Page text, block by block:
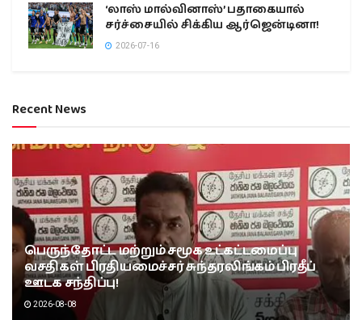
‘லாஸ் மால்வினாஸ்’ பதாகையால்
சர்ச்சையில் சிக்கிய ஆர்ஜென்டினா!
2026-07-16
Recent News
பெருந்தோட்ட மற்றும் சமூக உட்கட்டமைப்பு
வசதிகள் பிரதியமைச்சர் சுந்தரலிங்கம் பிரதீப்
ஊடக சந்திப்பு!
2026-08-08